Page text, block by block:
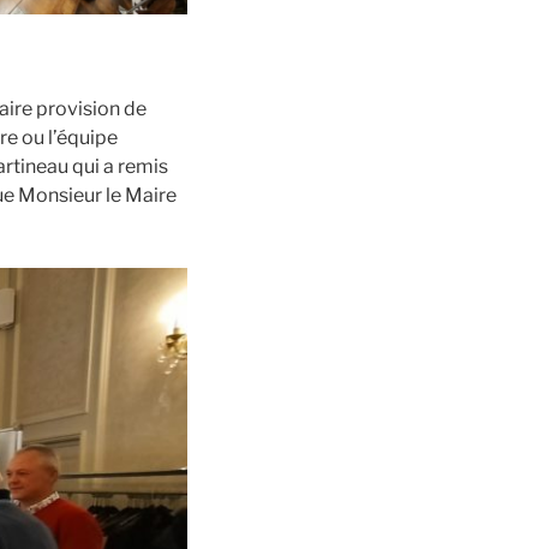
provision de
ou l’équipe
qui a remis
Monsieur le Maire